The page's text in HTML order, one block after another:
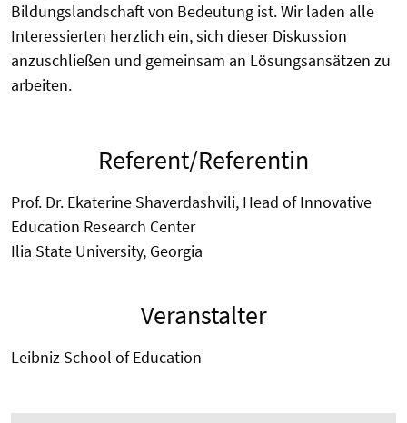
Bildungslandschaft von Bedeutung ist. Wir laden alle
Interessierten herzlich ein, sich dieser Diskussion
anzuschließen und gemeinsam an Lösungsansätzen zu
arbeiten.
Referent/Referentin
Prof. Dr. Ekaterine Shaverdashvili, Head of Innovative
Education Research Center
Ilia State University, Georgia
Veranstalter
Leibniz School of Education